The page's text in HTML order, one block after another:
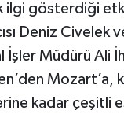
ilgi gösterdiği
Deniz Civelek
İşler Müdürü Ali
Mozart’a,
kadar çeşitli